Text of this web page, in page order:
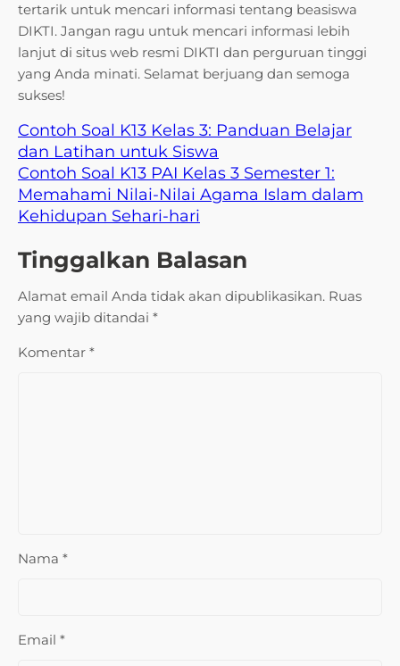
tertarik untuk mencari informasi tentang beasiswa
DIKTI. Jangan ragu untuk mencari informasi lebih
lanjut di situs web resmi DIKTI dan perguruan tinggi
yang Anda minati. Selamat berjuang dan semoga
sukses!
Contoh Soal K13 Kelas 3: Panduan Belajar
dan Latihan untuk Siswa
Contoh Soal K13 PAI Kelas 3 Semester 1:
Memahami Nilai-Nilai Agama Islam dalam
Kehidupan Sehari-hari
Tinggalkan Balasan
Alamat email Anda tidak akan dipublikasikan. Ruas
yang wajib ditandai *
Komentar *
Nama *
Email *